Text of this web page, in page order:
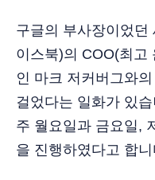
구글의 부사장이었던
이스북)의 COO(최고
인 마크 저커버그와
걸었다는 일화가 있
주 월요일과 금요일,
을 진행하였다고 합니